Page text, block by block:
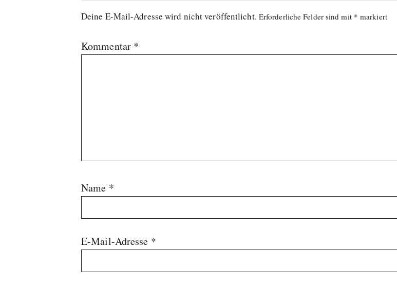
Deine E-Mail-Adresse wird nicht veröffentlicht. Erforderliche Felder sind mit * markiert
Kommentar *
Name *
E-Mail-Adresse *